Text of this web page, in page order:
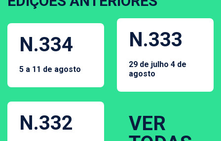
N.334
5 a 11 de agosto
N.333
29 de julho 4 de
agosto
N.332
VER